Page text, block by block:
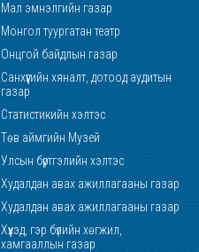
Мал эмнэлгийн газар
Монгол туургатан театр
Онцгой байдлын газар
Санхүүгийн хяналт, дотоод аудитын
газар
Статистикийн хэлтэс
Төв аймгийн Музей
Улсын бүртгэлийн хэлтэс
Худалдан авах ажиллагааны газар
Худалдан авах ажиллагааны газар
Хүүхэд, гэр бүлийн хөгжил,
хамгааллын газар